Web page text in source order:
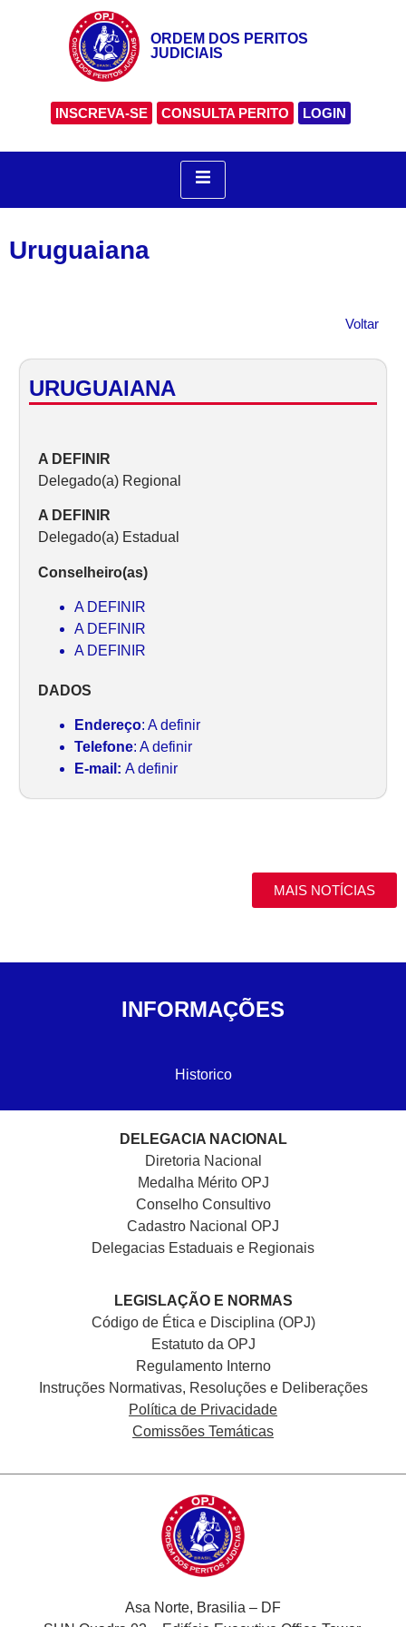
ORDEM DOS PERITOS
JUDICIAIS
INSCREVA-SE CONSULTA PERITO LOGIN
Uruguaiana
Voltar
URUGUAIANA
A DEFINIR
Delegado(a) Regional
A DEFINIR
Delegado(a) Estadual
Conselheiro(as)
A DEFINIR
A DEFINIR
A DEFINIR
DADOS
Endereço: A definir
Telefone: A definir
E-mail: A definir
MAIS NOTÍCIAS
INFORMAÇÕES
Historico
DELEGACIA NACIONAL
Diretoria Nacional
Medalha Mérito OPJ
Conselho Consultivo
Cadastro Nacional OPJ
Delegacias Estaduais e Regionais
LEGISLAÇÃO E NORMAS
Código de Ética e Disciplina (OPJ)
Estatuto da OPJ
Regulamento Interno
Instruções Normativas, Resoluções e Deliberações
Política de Privacidade
Comissões Temáticas
Asa Norte, Brasilia – DF